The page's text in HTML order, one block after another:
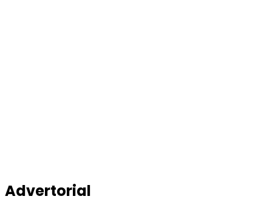
Advertorial